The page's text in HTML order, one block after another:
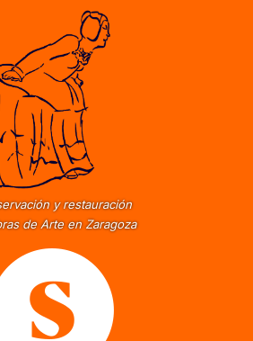
y restauración
de Arte en Zaragoza